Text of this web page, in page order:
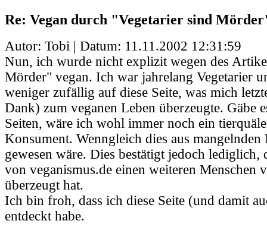
Re: Vegan durch "Vegetarier sind
Autor: Tobi | Datum: 11.11.2002 12:31:59
Nun, ich wurde nicht explizit wegen des
Mörder" vegan. Ich war jahrelang Vegetarier
weniger zufällig auf diese Seite, was mich
Dank) zum veganen Leben überzeugte. Gäbe
Seiten, wäre ich wohl immer noch ein
Konsument. Wenngleich dies aus
gewesen wäre. Dies bestätigt jedoch lediglich,
von veganismus.de einen weiteren Menschen
überzeugt hat.
Ich bin froh, dass ich diese Seite (und damit
entdeckt habe.